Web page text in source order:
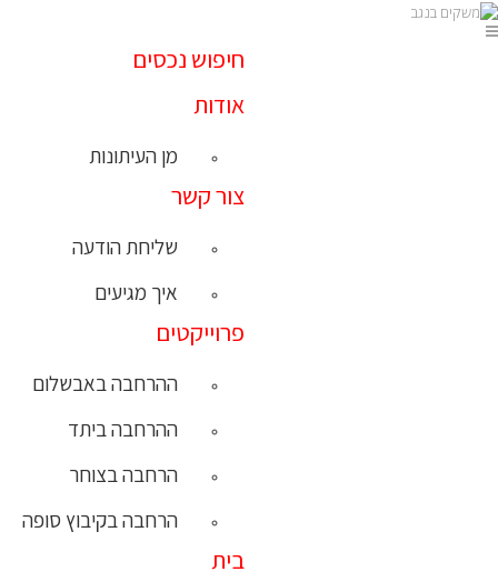
חיפוש נכסים
אודות
מן העיתונות
צור קשר
שליחת הודעה
איך מגיעים
פרוייקטים
ההרחבה באבשלום
ההרחבה ביתד
הרחבה בצוחר
הרחבה בקיבוץ סופה
בית